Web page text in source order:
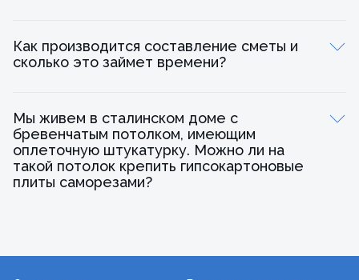
Как производится составление сметы и
сколько это займет времени?
Мы живем в сталинском доме с
бревенчатым потолком, имеющим
оплеточную штукатурку. Можно ли на
такой потолок крепить гипсокартоновые
плиты саморезами?